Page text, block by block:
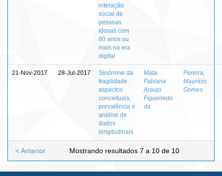
interação
social de
pessoas
idosas com
80 anos ou
mais na era
digital
21-Nov-2017 28-Jul-2017
Síndrome da
fragilidade :
aspectos
conceituais,
prevalência e
análise de
dados
longitudinais
Mata,
Fabiana
Araujo
Figueiredo
da
Pereira,
Maurício
Gomes
Mostrando resultados 7 a 10 de 10
< Anterior